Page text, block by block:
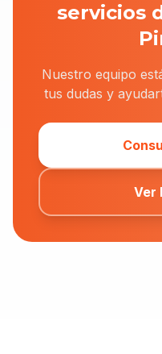
servicios
Nuestro equipo
tus dudas y
Ver